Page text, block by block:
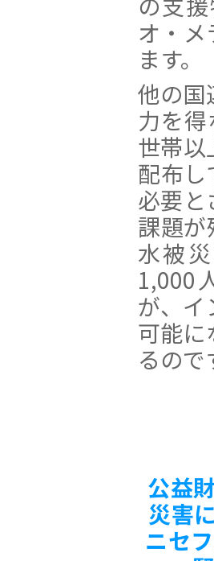
オ・
ます。
他の国
力を
世帯
配布
必要
課題
水被
1,000
が、
可能
るので
公益
災害
ニセ